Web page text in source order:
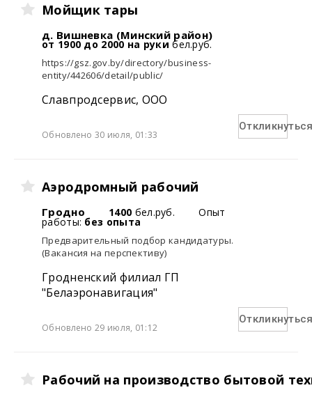
Мойщик тары
д. Вишневка (Минский район)
от 1900 до 2000 на руки бел.руб.
https://gsz.gov.by/directory/business-
entity/442606/detail/public/
Славпродсервис, ООО
Обновлено 30 июля, 01:33
Аэродромный рабочий
Гродно 1400 бел.руб. Опыт
работы: без опыта
Предварительный подбор кандидатуры.
(Вакансия на перспективу)
Гродненский филиал ГП
"Белаэронавигация"
Обновлено 29 июля, 01:12
Рабочий на производство бытовой